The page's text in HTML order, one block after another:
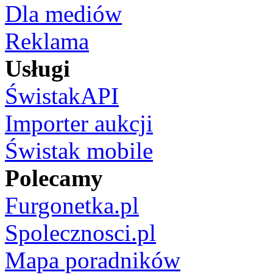
Dla mediów
Reklama
Usługi
ŚwistakAPI
Importer aukcji
Świstak mobile
Polecamy
Furgonetka.pl
Spolecznosci.pl
Mapa poradników